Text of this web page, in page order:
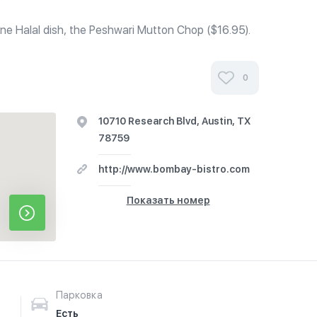
Halal dish, the Peshwari Mutton Chop ($16.95).
at Bombay Bistro. Open for lunch, Mon-Fri,
0
10710 Research Blvd, Austin, TX
78759
http://www.bombay-bistro.com
Показать номер
Парковка
Есть